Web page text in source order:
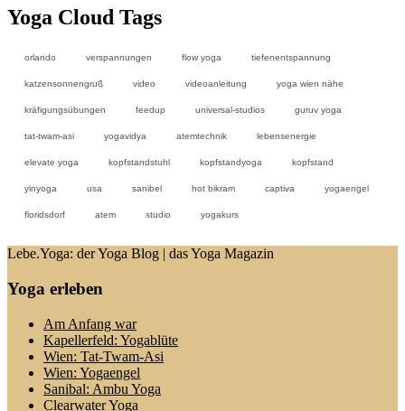
Yoga Cloud Tags
orlando verspannungen flow yoga tiefenentspannung
katzensonnengruß video videoanleitung yoga wien nähe
kräfigungsübungen feedup universal-studios guruv yoga
tat-twam-asi yogavidya atemtechnik lebensenergie
elevate yoga kopfstandstuhl kopfstandyoga kopfstand
yinyoga usa sanibel hot bikram captiva yogaengel
floridsdorf atem studio yogakurs
Lebe.Yoga: der Yoga Blog | das Yoga Magazin
Yoga erleben
Am Anfang war
Kapellerfeld: Yogablüte
Wien: Tat-Twam-Asi
Wien: Yogaengel
Sanibal: Ambu Yoga
Clearwater Yoga